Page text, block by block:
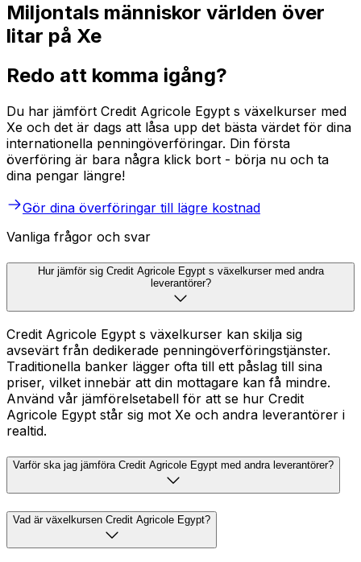
Miljontals människor världen över
litar på Xe
Redo att komma igång?
Du har jämfört Credit Agricole Egypt s växelkurser med
Xe och det är dags att låsa upp det bästa värdet för dina
internationella penningöverföringar. Din första
överföring är bara några klick bort - börja nu och ta
dina pengar längre!
Gör dina överföringar till lägre kostnad
Vanliga frågor och svar
Hur jämför sig Credit Agricole Egypt s växelkurser med andra
leverantörer?
Credit Agricole Egypt s växelkurser kan skilja sig
avsevärt från dedikerade penningöverföringstjänster.
Traditionella banker lägger ofta till ett påslag till sina
priser, vilket innebär att din mottagare kan få mindre.
Använd vår jämförelsetabell för att se hur Credit
Agricole Egypt står sig mot Xe och andra leverantörer i
realtid.
Varför ska jag jämföra Credit Agricole Egypt med andra leverantörer?
Vad är växelkursen Credit Agricole Egypt?